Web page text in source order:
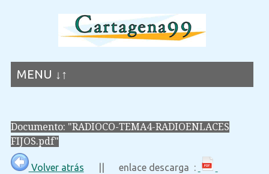
MENU ↓↑
Documento: "RADIOCO-TEMA4-RADIOENLACES
FIJOS.pdf"
Volver atrás || enlace descarga :